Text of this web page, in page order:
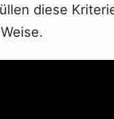
diese